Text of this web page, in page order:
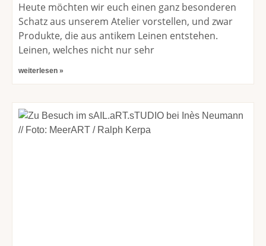
Heute möchten wir euch einen ganz besonderen
Schatz aus unserem Atelier vorstellen, und zwar
Produkte, die aus antikem Leinen entstehen.
Leinen, welches nicht nur sehr
weiterlesen »